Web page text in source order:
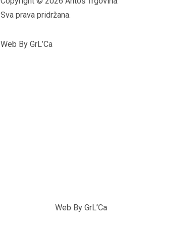
Sva prava pridržana.
Web By GrL’Ca
Web By GrL’Ca